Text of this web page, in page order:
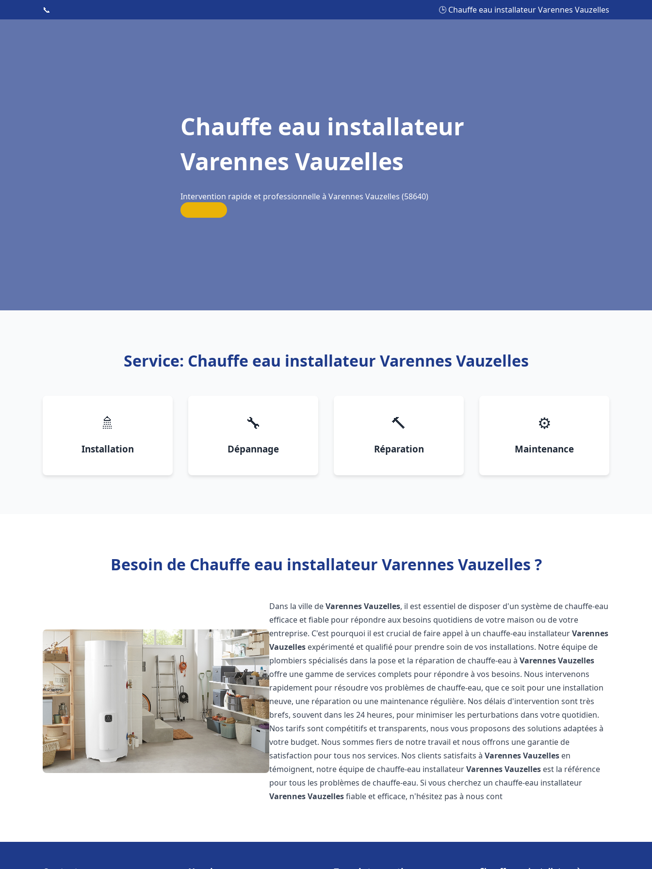
📞 🕒 Chauffe eau installateur Varennes Vauzelles
Chauffe eau installateur
Varennes Vauzelles
Intervention rapide et professionnelle à Varennes Vauzelles (58640)
Service: Chauffe eau installateur Varennes Vauzelles
🚿
Installation
🔧
Dépannage
🔨
Réparation
⚙️
Maintenance
Besoin de Chauffe eau installateur Varennes Vauzelles ?
Dans la ville deVarennes Vauzelles, il est essentiel de disposer d'un système de chauffe-eau
efficace et fiable pour répondre aux besoins quotidiens de votre maison ou de votre
entreprise. C'est pourquoi il est crucial de faire appel à un chauffe-eau installateurVarennes
Vauzelles expérimenté et qualifié pour prendre soin de vos installations. Notre équipe de
plombiers spécialisés dans la pose et la réparation de chauffe-eau àVarennes Vauzelles
offre une gamme de services complets pour répondre à vos besoins. Nous intervenons
rapidement pour résoudre vos problèmes de chauffe-eau, que ce soit pour une installation
neuve, une réparation ou une maintenance régulière. Nos délais d'intervention sont très
brefs, souvent dans les 24 heures, pour minimiser les perturbations dans votre quotidien.
Nos tarifs sont compétitifs et transparents, nous vous proposons des solutions adaptées à
votre budget. Nous sommes fiers de notre travail et nous offrons une garantie de
satisfaction pour tous nos services. Nos clients satisfaits àVarennes Vauzelles en
témoignent, notre équipe de chauffe-eau installateurVarennes Vauzelles est la référence
pour tous les problèmes de chauffe-eau. Si vous cherchez un chauffe-eau installateur
Varennes Vauzellesfiable et efficace, n'hésitez pas à nous cont